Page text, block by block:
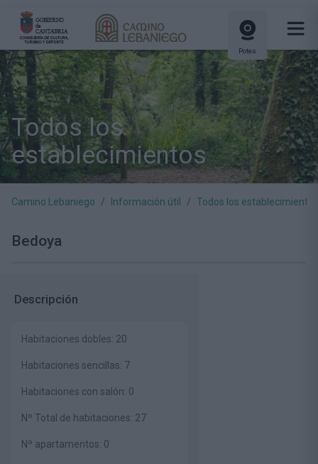
Potes
Todos los
establecimientos
Camino Lebaniego Información útil Todos los establecimientos
Bedoya
Descripción
Habitaciones dobles: 20
Habitaciones sencillas: 7
Habitaciones con salón: 0
Nº Total de habitaciones: 27
Nº apartamentos: 0